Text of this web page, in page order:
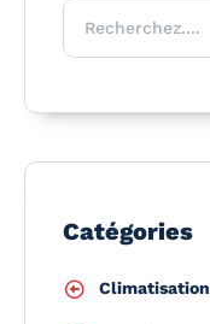
Catégories
Climatisation